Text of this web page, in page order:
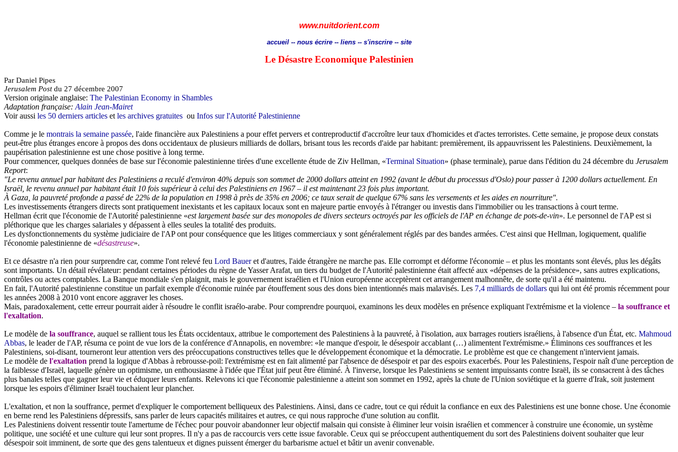
www.nuitdorient.com
accueil -- nous écrire-- liens-- s'inscrire -- site
Le Désastre Economique Palestinien
Par Daniel Pipes
Jerusalem Postdu 27 décembre 2007
Version originale anglaise: The Palestinian Economy in Shambles
Adaptation française: Alain Jean-Mairet
Voir aussi les 50 derniers articles et les archives gratuites ou Infos sur l'Autorité Palestinienne
Comme je le montrais la semaine passée, l'aide financière aux Palestiniens a pour effet pervers et contreproductif d'accroître leur taux d'homicides et d'actes terroristes. Cette semaine, je propose deux constats
peut-être plus étranges encore à propos des dons occidentaux de plusieurs milliards de dollars, brisant tous les records d'aide par habitant: premièrement, ils appauvrissent les Palestiniens. Deuxièmement, la
paupérisation palestinienne est une chose positive à long terme.
Pour commencer, quelques données de base sur l'économie palestinienne tirées d'une excellente étude de Ziv Hellman, «Terminal Situation» (phase terminale), parue dans l'édition du 24 décembre du Jerusalem
Report:
"Le revenu annuel par habitant des Palestiniens a reculé d'environ 40% depuis son sommet de 2000 dollars atteint en 1992 (avant le début du processus d'Oslo) pour passer à 1200 dollars actuellement. En
Israël, le revenu annuel par habitant était 10 fois supérieur à celui des Palestiniens en 1967 – il est maintenant 23 fois plus important.
À Gaza, la pauvreté profonde a passé de 22% de la population en 1998 à près de 35% en 2006; ce taux serait de quelque 67% sans les versements et les aides en nourriture".
Les investissements étrangers directs sont pratiquement inexistants et les capitaux locaux sont en majeure partie envoyés à l'étranger ou investis dans l'immobilier ou les transactions à court terme.
Hellman écrit que l'économie de l'Autorité palestinienne «est largement basée sur des monopoles de divers secteurs octroyés par les officiels de l'AP en échange de pots-de-vin». Le personnel de l'AP est si
pléthorique que les charges salariales y dépassent à elles seules la totalité des produits.
Les dysfonctionnements du système judiciaire de l'AP ont pour conséquence que les litiges commerciaux y sont généralement réglés par des bandes armées. C'est ainsi que Hellman, logiquement, qualifie
l'économie palestinienne de «désastreuse».
Et ce désastre n'a rien pour surprendre car, comme l'ont relevé feu Lord Baueret d'autres, l'aide étrangère ne marche pas. Elle corrompt et déforme l'économie – et plus les montants sont élevés, plus les dégâts
sont importants. Un détail révélateur: pendant certaines périodes du règne de Yasser Arafat, un tiers du budget de l'Autorité palestinienne était affecté aux «dépenses de la présidence», sans autres explications,
contrôles ou actes comptables. La Banque mondiale s'en plaignit, mais le gouvernement israélien et l'Union européenne acceptèrent cet arrangement malhonnête, de sorte qu'il a été maintenu.
En fait, l'Autorité palestinienne constitue un parfait exemple d'économie ruinée par étouffement sous des dons bien intentionnés mais malavisés. Les 7,4 milliards de dollars qui lui ont été promis récemment pour
les années 2008 à 2010 vont encore aggraver les choses.
Mais, paradoxalement, cette erreur pourrait aider à résoudre le conflit israélo-arabe. Pour comprendre pourquoi, examinons les deux modèles en présence expliquant l'extrémisme et la violence – la souffrance et
l'exaltation.
Le modèle de la souffrance, auquel se rallient tous les États occidentaux, attribue le comportement des Palestiniens à la pauvreté, à l'isolation, aux barrages routiers israéliens, à l'absence d'un État, etc. Mahmoud
Abbas, le leader de l'AP, résuma ce point de vue lors de la conférence d'Annapolis, en novembre: «le manque d'espoir, le désespoir accablant (…) alimentent l'extrémisme.» Éliminons ces souffrances et les
Palestiniens, soi-disant, tourneront leur attention vers des préoccupations constructives telles que le développement économique et la démocratie. Le problème est que ce changement n'intervient jamais.
Le modèle de l'exaltation prend la logique d'Abbas à rebrousse-poil: l'extrémisme est en fait alimenté par l'absence de désespoir et par des espoirs exacerbés. Pour les Palestiniens, l'espoir naît d'une perception de
la faiblesse d'Israël, laquelle génère un optimisme, un enthousiasme à l'idée que l'État juif peut être éliminé. À l'inverse, lorsque les Palestiniens se sentent impuissants contre Israël, ils se consacrent à des tâches
plus banales telles que gagner leur vie et éduquer leurs enfants. Relevons ici que l'économie palestinienne a atteint son sommet en 1992, après la chute de l'Union soviétique et la guerre d'Irak, soit justement
lorsque les espoirs d'éliminer Israël touchaient leur plancher.
L'exaltation, et non la souffrance, permet d'expliquer le comportement belliqueux des Palestiniens. Ainsi, dans ce cadre, tout ce qui réduit la confiance en eux des Palestiniens est une bonne chose. Une économie
en berne rend les Palestiniens dépressifs, sans parler de leurs capacités militaires et autres, ce qui nous rapproche d'une solution au conflit.
Les Palestiniens doivent ressentir toute l'amertume de l'échec pour pouvoir abandonner leur objectif malsain qui consiste à éliminer leur voisin israélien et commencer à construire une économie, un système
politique, une société et une culture qui leur sont propres. Il n'y a pas de raccourcis vers cette issue favorable. Ceux qui se préoccupent authentiquement du sort des Palestiniens doivent souhaiter que leur
désespoir soit imminent, de sorte que des gens talentueux et dignes puissent émerger du barbarisme actuel et bâtir un avenir convenable.